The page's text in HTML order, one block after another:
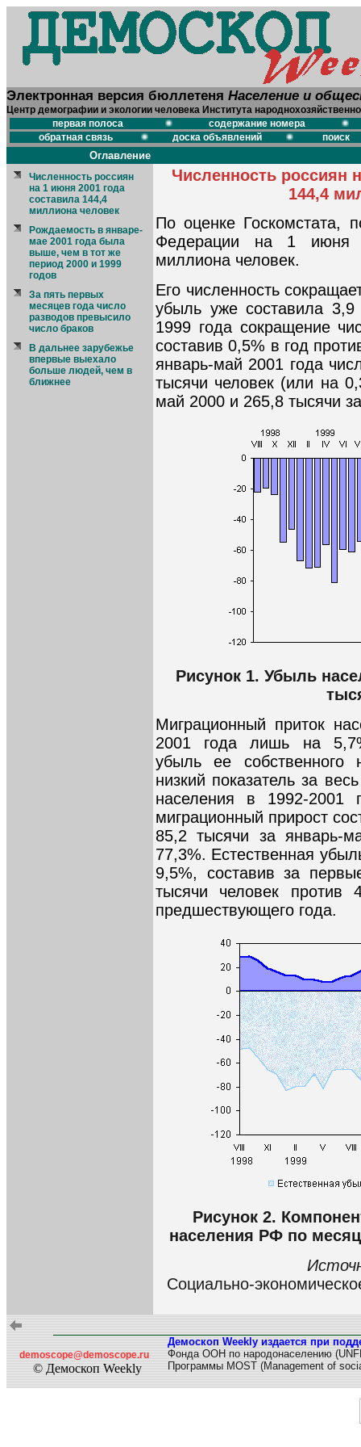
Электронная версия бюллетеня Население и
Центр демографии и экологии человека Института
первая полоса
содержание номера
обратная связь
доска объявлений поиск
Оглавление
Численность россиян
на 1 июня 2001 года
составила 144,4
миллиона человек
Рождаемость в январе-
мае 2001 года была
выше, чем в тот же
период 2000 и 1999
годов
За пять первых
месяцев года число
разводов превысило
число браков
В дальнее зарубежье
впервые выехало
больше людей, чем в
ближнее
Численность россиян
144,4
По оценке Госкомстата,
Федерации на 1 июня
миллиона человек.
Его численность
убыль уже составила
1999 года сокращение
составив 0,5% в год
январь-май 2001 года
тысячи человек (или на
май 2000 и 265,8 тысячи
Рисунок 1. Убыль
Миграционный приток
2001 года лишь на
убыль ее
низкий показатель за
населения в 1992-2001
миграционный прирост
85,2 тысячи за январь-
77,3%. Естественная
9,5%, составив за
тысячи человек
предшествующего года.
Рисунок 2.
населения РФ по
Социально-
demoscope@demoscope.ru
© Демоскоп Weekly
Демоскоп Weekly издается при
Фонда ООН по народонаселению
Программы MOST (Management of